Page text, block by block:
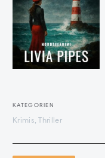
KATEGORIEN
Krimis, Thriller